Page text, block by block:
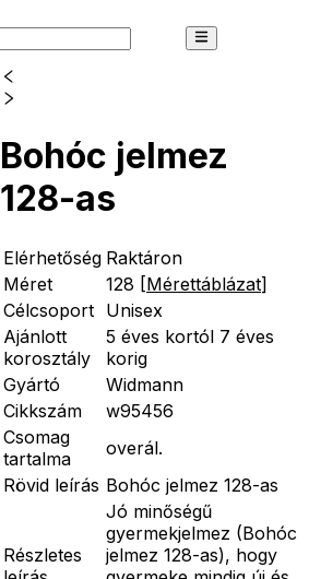
Bohóc jelmez
128-as
Elérhetőség Raktáron
Méret
128 [Mérettáblázat]
Célcsoport Unisex
Ajánlott
korosztály
5 éves kortól 7 éves
korig
Gyártó
Widmann
Cikkszám
w95456
Csomag
tartalma
overál.
Rövid leírás Bohóc jelmez 128-as
Részletes
Jó minőségű
gyermekjelmez (Bohóc
jelmez 128-as), hogy